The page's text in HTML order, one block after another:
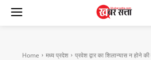
Home मध्य प्रदेश प्रवेश द्वार का शिलान्यास न होने